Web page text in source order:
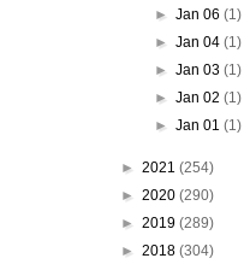
►Jan 06(1)
►Jan 04(1)
►Jan 03(1)
►Jan 02(1)
►Jan 01(1)
► 2021 (254)
► 2020 (290)
► 2019 (289)
► 2018 (304)